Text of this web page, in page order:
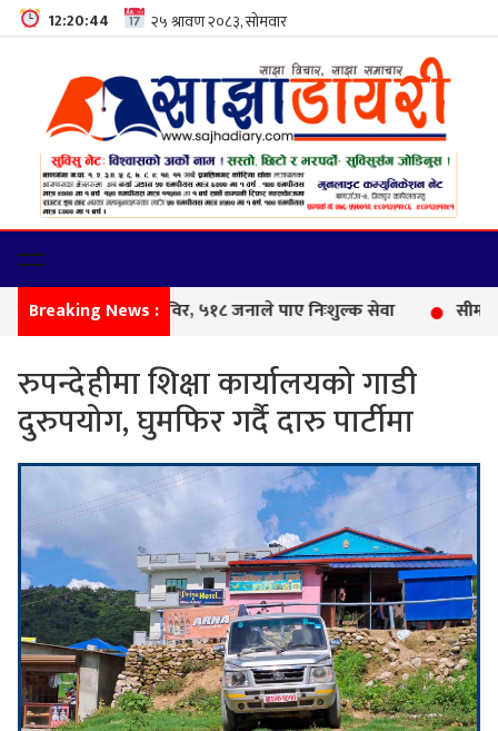
12:20:45
Breaking News :
रुपन्देहीमा शिक्षा कार्यालयको गाडी
दुरुपयोग, घुमफिर गर्दै दारु पार्टीमा